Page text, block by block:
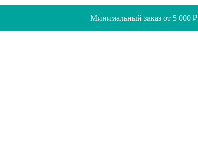
Минимальный заказ от 5 000 ₽